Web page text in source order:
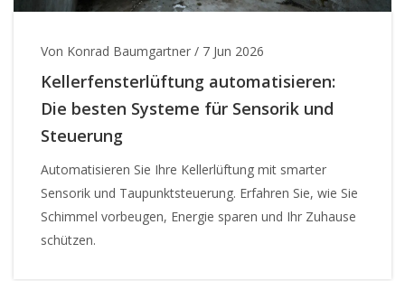
Von Konrad Baumgartner / 7 Jun 2026
Kellerfensterlüftung automatisieren:
Die besten Systeme für Sensorik und
Steuerung
Automatisieren Sie Ihre Kellerlüftung mit smarter
Sensorik und Taupunktsteuerung. Erfahren Sie, wie Sie
Schimmel vorbeugen, Energie sparen und Ihr Zuhause
schützen.